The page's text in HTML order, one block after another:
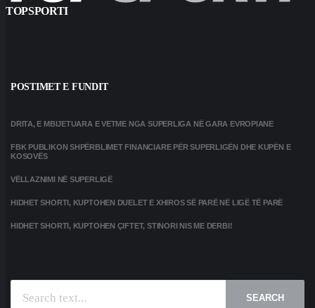
TOPSPORTI
POSTIMET E FUNDIT
DRITA, E MBIJETUARA E VETME NGA SUPERLIGA NË GARA EVROPIANE
FBK PUBLIKON SHPËRBLIMET FINANCIARE PËR SUPERLIGËN DHE KUPËN E
KOSOVËS
VËLLAZNIMI NË SUPERLIGË
HIDHET SHORTI, KUPTOHEN DUELET E XHIROS SË PARË NË LIGË TË PARË
HIDHET SHORTI, KUPTOHEN ÇIFTET, STINORI NIS ME DERBI!
SEARCH